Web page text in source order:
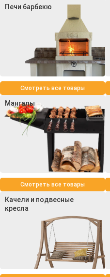
Печи барбекю
Смотреть все товары
Мангалы
Смотреть все товары
Качели и подвесные
кресла